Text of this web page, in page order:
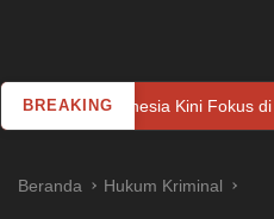
BREAKING
Kini Fokus di FIFA ASEAN Cup
Beranda Hukum Kriminal